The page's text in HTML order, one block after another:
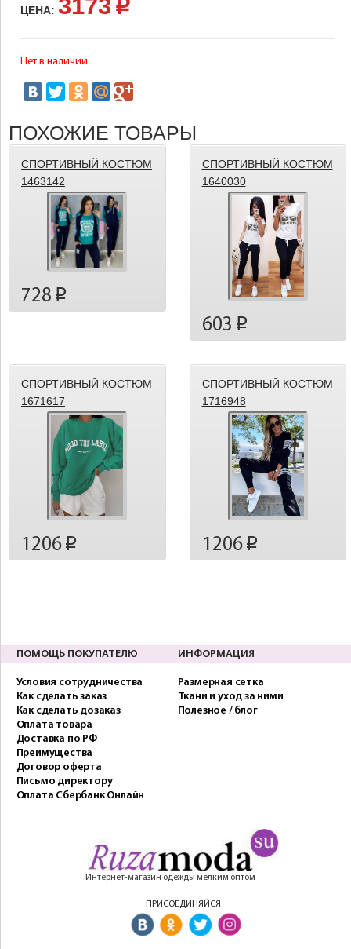
ЦЕНА: 3173 p
Нет в наличии
ПОХОЖИЕ ТОВАРЫ
СПОРТИВНЫЙ КОСТЮМ
1463142
728 p
СПОРТИВНЫЙ КОСТЮМ
1640030
603 p
СПОРТИВНЫЙ КОСТЮМ
1671617
1206 p
СПОРТИВНЫЙ КОСТЮМ
1716948
1206p
ПОМОЩЬ ПОКУПАТЕЛЮ
Условия сотрудничества
Как сделать заказ
Как сделать дозаказ
Оплата товара
Доставка по РФ
Преимущества
Договор оферта
Письмо директору
Оплата Сбербанк Онлайн
ИНФОРМАЦИЯ
Размерная сетка
Ткани и уход за ними
Полезное / блог
Интернет-магазин одежды мелким оптом
ПРИСОЕДИНЯЙСЯ